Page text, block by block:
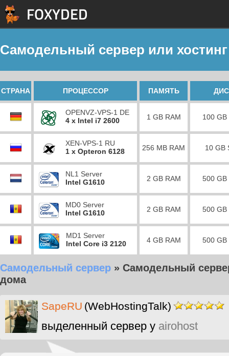
Самодельный сервер или
СТРАНА ПРОЦЕССОР ПАМЯТЬ
OPENVZ-VPS-1 DE
4 x Intel i7 2600
1 GB RAM 100 GB
XEN-VPS-1 RU
1 x Opteron 6128
256 MB RAM 10 GB
NL1 Server
Intel G1610
2 GB RAM 500 GB
MD0 Server
Intel G1610
2 GB RAM 500 GB
MD1 Server
Intel Core i3 2120
4 GB RAM 500 GB
Самодельный сервер » Самодельный
дома
SapeRU (WebHostingTalk)
выделенный сервер у airohost